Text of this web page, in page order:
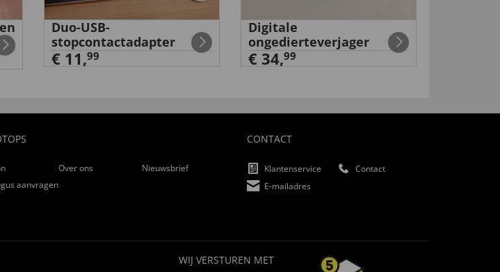
Duo-USB-
stopcontactadapter
€ 11,99
Digitale
ongedierteverjager
€ 34,99
Over ons
Nieuwsbrief
aanvragen
CONTACT
Klantenservice
Contact
E-mailadres
WIJ VERSTUREN MET